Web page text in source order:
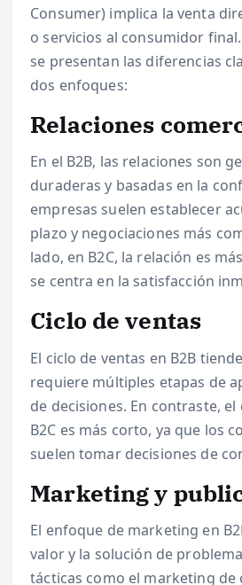
Consumer) implica la venta
o servicios al consumidor
se presentan las diferencias
dos enfoques:
Relaciones
En el B2B, las relaciones son
duraderas y basadas en la
empresas suelen establecer
plazo y negociaciones más
lado, en B2C, la relación es
se centra en la satisfacción
Ciclo de ventas
El ciclo de ventas en B2B
requiere múltiples etapas de
de decisiones. En contraste, el
B2C es más corto, ya que los
suelen tomar decisiones de
Marketing y
El enfoque de marketing en
valor y la solución de
tácticas como el marketing de